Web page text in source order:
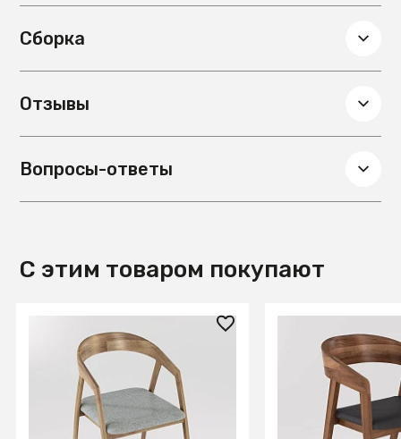
Материал столешницы
ЛДСП
Сборка
Отзывы
Вопросы-ответы
С этим товаром покупают
20 378.25 ₽
AL 102 Стул Бридж
(530*580*815)
21 277.35 ₽
AL 101 Стул Сохо
(530*580*790)